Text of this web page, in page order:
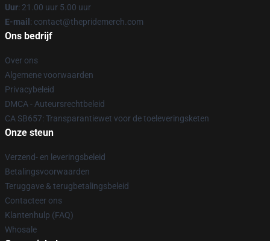
Uur: 21.00 uur 5.00 uur
E-mail : contact@thepridemerch.com
Ons bedrijf
Over ons
Algemene voorwaarden
Privacybeleid
DMCA - Auteursrechtbeleid
CA SB657: Transparantiewet voor de toeleveringsketen
Onze steun
Verzend- en leveringsbeleid
Betalingsvoorwaarden
Teruggave & terugbetalingsbeleid
Contacteer ons
Klantenhulp (FAQ)
Whosale